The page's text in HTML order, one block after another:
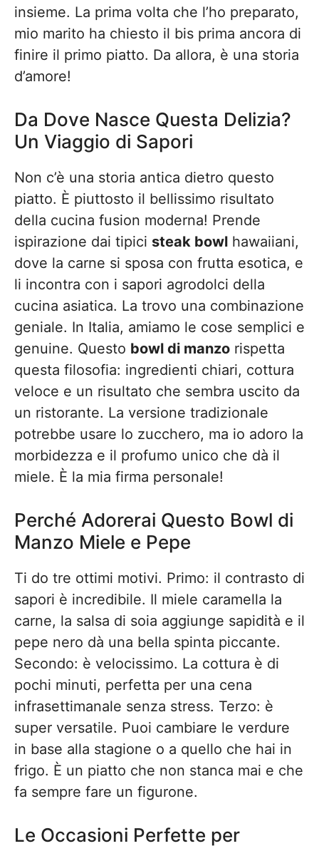
insieme. La prima volta che l’ho preparato,
mio marito ha chiesto il bis prima ancora di
finire il primo piatto. Da allora, è una storia
d’amore!
Da Dove Nasce Questa Delizia?
Un Viaggio di Sapori
Non c’è una storia antica dietro questo
piatto. È piuttosto il bellissimo risultato
della cucina fusion moderna! Prende
ispirazione dai tipici steak bowl hawaiiani,
dove la carne si sposa con frutta esotica, e
li incontra con i sapori agrodolci della
cucina asiatica. La trovo una combinazione
geniale. In Italia, amiamo le cose semplici e
genuine. Questo bowl di manzo rispetta
questa filosofia: ingredienti chiari, cottura
veloce e un risultato che sembra uscito da
un ristorante. La versione tradizionale
potrebbe usare lo zucchero, ma io adoro la
morbidezza e il profumo unico che dà il
miele. È la mia firma personale!
Perché Adorerai Questo Bowl di
Manzo Miele e Pepe
Ti do tre ottimi motivi. Primo: il contrasto di
sapori è incredibile. Il miele caramella la
carne, la salsa di soia aggiunge sapidità e il
pepe nero dà una bella spinta piccante.
Secondo: è velocissimo. La cottura è di
pochi minuti, perfetta per una cena
infrasettimanale senza stress. Terzo: è
super versatile. Puoi cambiare le verdure
in base alla stagione o a quello che hai in
frigo. È un piatto che non stanca mai e che
fa sempre fare un figurone.
Le Occasioni Perfette per